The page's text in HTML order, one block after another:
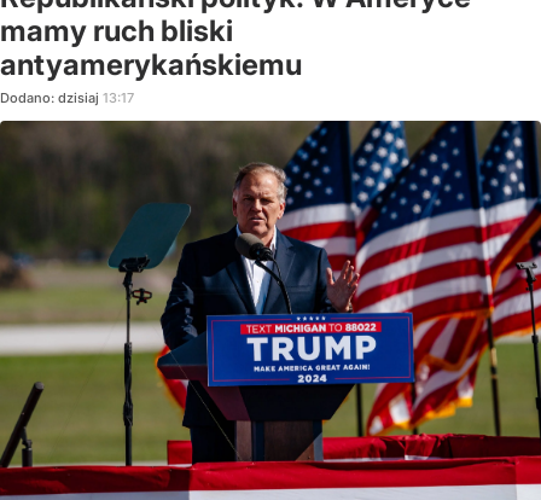
mamy ruch bliski
antyamerykańskiemu
Dodano: dzisiaj 13:17